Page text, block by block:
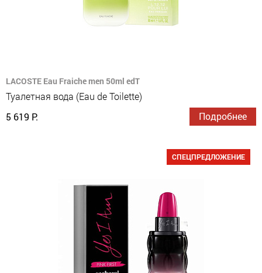
LACOSTE Eau Fraiche men 50ml edT
Туалетная вода (Eau de Toilette)
5 619 Р.
Подробнее
СПЕЦПРЕДЛОЖЕНИЕ